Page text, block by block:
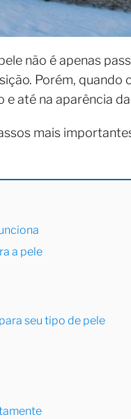
não é apenas
Porém,
até na aparência
mais
a pele
seu tipo de pele